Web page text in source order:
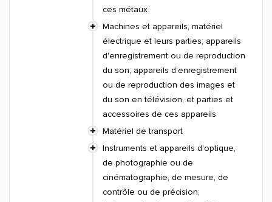
ces métaux
Machines et appareils, matériel
électrique et leurs parties; appareils
d'enregistrement ou de reproduction
du son, appareils d'enregistrement
ou de reproduction des images et
du son en télévision, et parties et
accessoires de ces appareils
Matériel de transport
Instruments et appareils d'optique,
de photographie ou de
cinématographie, de mesure, de
contrôle ou de précision;